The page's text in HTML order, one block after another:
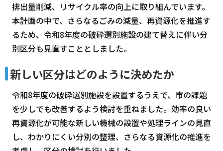
排出量削減、リサイクル率の向上に取り組んでいます。
本計画の中で、さらなるごみの減量、再資源化を推進す
るため、令和8年度の破砕選別施設の建て替えに伴い分
別区分も見直すこととしました。
新しい区分はどのように決めたか
令和8年度の破砕選別施設を設置するうえで、市の課題
を少しでも改善するよう検討を重ねました。効率の良い
再資源化が可能な新しい機械の設置や処理ラインの見直
し、わかりにくい分別の整理、さらなる資源化の推進を